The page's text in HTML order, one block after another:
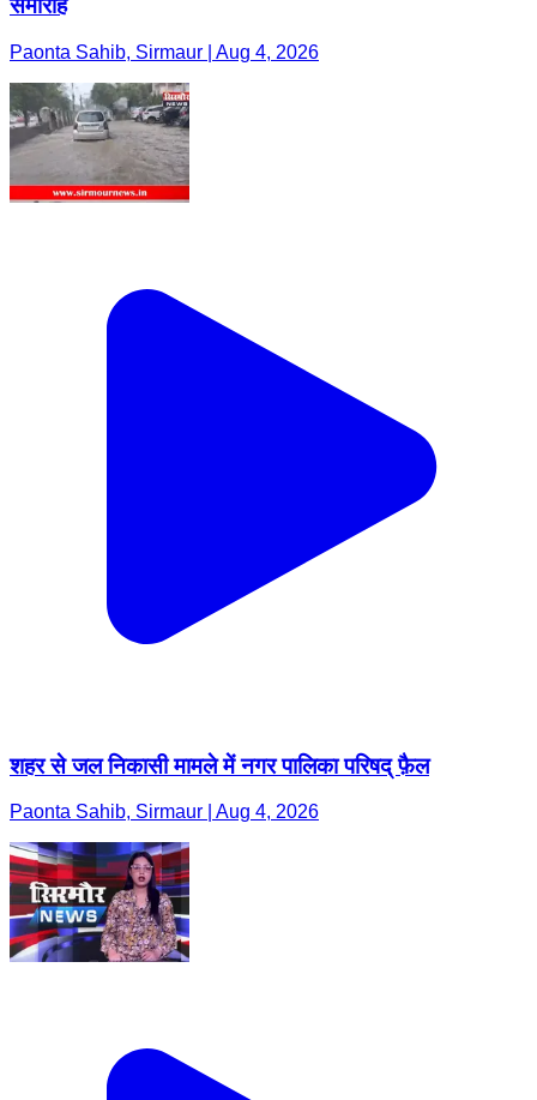
समारोह
Paonta Sahib, Sirmaur | Aug 4, 2026
शहर से जल निकासी मामले में नगर पालिका परिषद् फ़ैल
Paonta Sahib, Sirmaur | Aug 4, 2026